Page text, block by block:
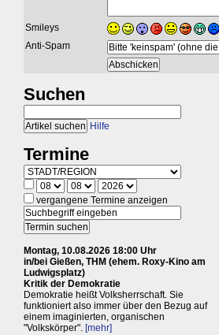
Smileys
Anti-Spam
Suchen
Hilfe
Termine
vergangene Termine anzeigen
Montag, 10.08.2026 18:00 Uhr
in/bei Gießen, THM (ehem. Roxy-Kino am
Ludwigsplatz)
Kritik der Demokratie
Demokratie heißt Volksherrschaft. Sie
funktioniert also immer über den Bezug auf
einem imaginierten, organischen
"Volkskörper". [mehr]